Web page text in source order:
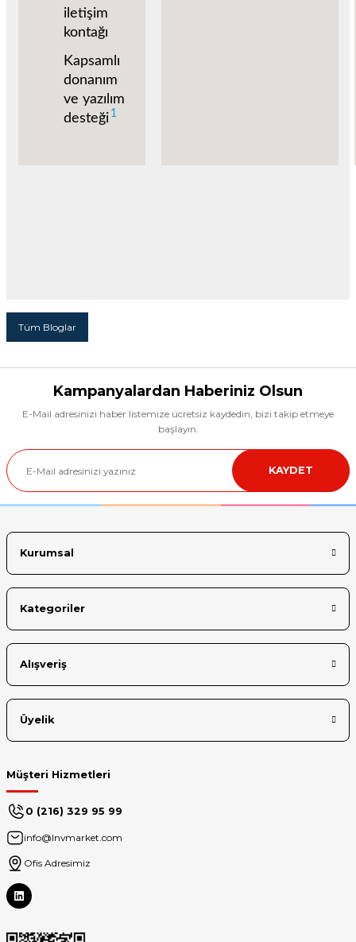
iletişim
kontağı
Kapsamlı
donanım
ve yazılım
desteği 1
Tüm Bloglar
Kampanyalardan Haberiniz Olsun
E-Mail adresinizi haber listemize ücretsiz kaydedin, bizi takip etmeye
başlayın.
KAYDET
Kurumsal
Kategoriler
Alışveriş
Üyelik
Müşteri Hizmetleri
0 (216) 329 95 99
info@lnvmarket.com
Ofis Adresimiz